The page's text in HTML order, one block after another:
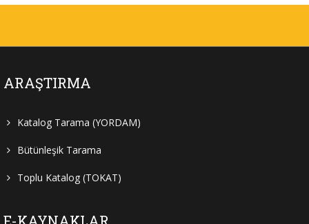
ARAŞTIRMA
Katalog Tarama (YORDAM)
Bütünleşik Tarama
Toplu Katalog (TOKAT)
E-KAYNAKLAR